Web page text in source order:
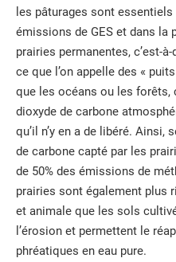
les pâturages sont
émissions de GES et dans la
prairies permanentes, c’est-
ce que l’on appelle des «
que les océans ou les forêts,
dioxyde de carbone
qu’il n’y en a de libéré. Ainsi,
de carbone capté par les
de 50% des émissions de
prairies sont également plus
et animale que les sols
l’érosion et permettent le
phréatiques en eau pure.